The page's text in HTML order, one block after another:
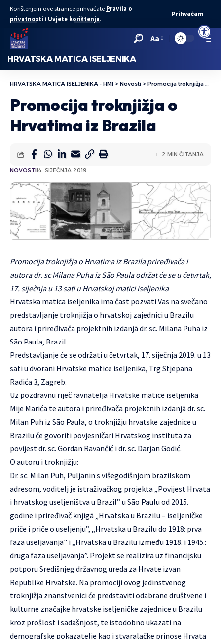
Open
Korištenjem ove stranice prihvaćate Pravila o
privatnosti i Uvjete korištenja.
Prihvaćam
Aa
HRVATSKA MATICA ISELJENIKA
HRVATSKA MATICA ISELJENIKA - HMI > Novosti > Promocija troknjižja o Hrvatima iz Brazila
Promocija troknjižja o
Hrvatima iz Brazila
NOVOSTI14. SIJEČNJA 2019.
2 MIN ČITANJA
Promocija troknjižja o Hrvatima iz Brazila priređivača i
autora dr. sc Milana Puha iz São Paula održat će se u četvrtak,
17. siječnja u 13 sati u Hrvatskoj matici iseljenika
Hrvatska matica iseljenika ima čast pozvati Vas na svečano
predstavljanje troknjižja o hrvatskoj zajednici u Brazilu
autora i priređivača projektnih izdanjā dr. sc. Milana Puha iz
São Paula, Brazil.
Predstavljanje će se održati u četvrtak, 17. siječnja 2019. u 13
sati u dvorani Hrvatske matice iseljenika, Trg Stjepana
Radića 3, Zagreb.
Uz pozdravnu riječ ravnatelja Hrvatske matice iseljenika
Mije Marića te autora i priređivača projektnih izdanjā dr. sc.
Milan Puh iz São Paula, o troknjižju hrvatske zajednice u
Brazilu će govoriti povjesničari Hrvatskog instituta za
povijest dr. sc. Gordan Ravančić i dr. sc. Darjan Godić.
O autoru i troknjižju:
Dr. sc. Milan Puh, Puljanin s višegodišnjom brazilskom
adresom, voditelj je istraživačkog projekta „Povijest Hrvata
i hrvatskog useljeništva u Brazil” u São Paulu od 2015.
godine i priređivač knjigā „Hrvatska u Brazilu – iseljeničke
priče i priče o useljenju”, „Hrvatska u Brazilu do 1918: prva
faza useljavanja” i „Hrvatska u Brazilu između 1918. i 1945.:
druga faza useljavanja”. Projekt se realizira uz financijsku
potporu Središnjeg državnog ureda za Hrvate izvan
Republike Hrvatske. Na promociji ovog jedinstvenog
troknjižja znanstvenici će predstaviti odabrane društvene i
kulturne značajke hrvatske iseljeničke zajednice u Brazilu
kroz prošlost i sadašnjost, te istodobno ukazati na
demografske pokazatelje kao i stvaralačke prinose Hrvata